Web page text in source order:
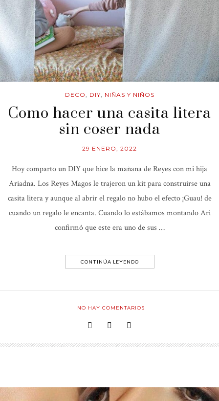
DECO, DIY, NIÑAS Y NIÑOS
Como hacer una casita litera
sin coser nada
29 ENERO, 2022
Hoy comparto un DIY que hice la mañana de Reyes con mi hija
Ariadna. Los Reyes Magos le trajeron un kit para construirse una
casita litera y aunque al abrir el regalo no hubo el efecto ¡Guau! de
cuando un regalo le encanta. Cuando lo estábamos montando Ari
confirmó que este era uno de sus …
CONTINÚA LEYENDO
NO HAY COMENTARIOS